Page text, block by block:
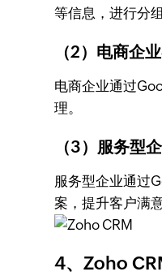
等信息，进行分
（2）电商企
电商企业通过
理。
（3）服务型
服务型企业通过
案，提升客户满意
4、Zoho